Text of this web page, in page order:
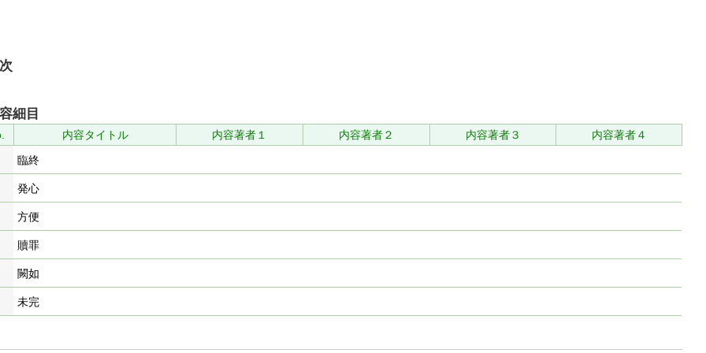
細目
内容タイトル 内容著者１ 内容著者２ 内容著者３
内容著者４
臨終
発心
方便
贖罪
闕如
未完